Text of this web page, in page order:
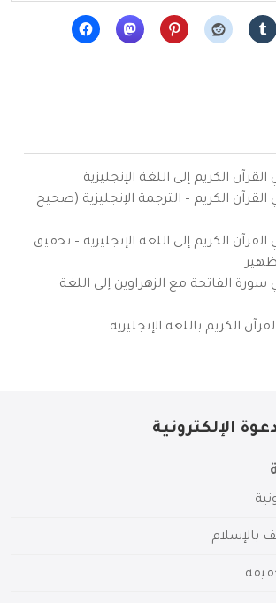
الكريم إلى اللغة الإنجليزية
الكريم – الترجمة الإنجليزية (صحيح
الكريم إلى اللغة الإنجليزية – تحقيق
سورة الفاتحة مع الزهراوين إلى اللغة
الكريم باللغة الإنجليزية
الإلكترونية
بالإسلام